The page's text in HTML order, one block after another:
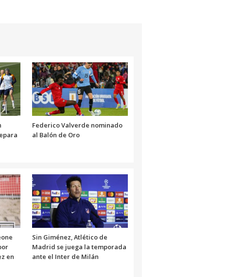
Federico Valverde nominado
al Balón de Oro
en
Sin Giménez, Atlético de
Madrid se juega la temporada
ante el Inter de Milán